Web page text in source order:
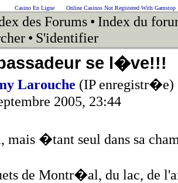
Casino En Ligne Online Casinos Not Registered With Gamstop
des Forums • Index du
• S'identifier
se l�ve!!!
Larouche (IP enregistr�e)
2005, 23:44
mais �tant seul dans sa
de Montr�al, du lac, de